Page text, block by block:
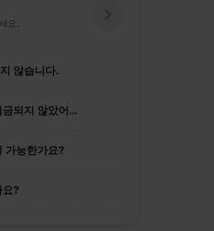
요.
않습니다.
상품권 판매신청한 금액만큼 입금되지 않았어요
가능한가요?
요?